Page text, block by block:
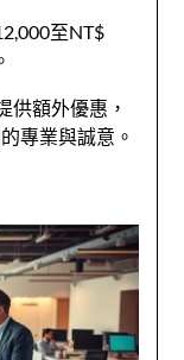
至NT$
供額外優惠，
專業與誠意。